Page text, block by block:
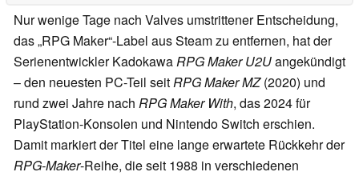
Nur wenige Tage nach Valves umstrittener Entscheidung,
das „RPG Maker“-Label aus Steam zu entfernen, hat der
Serienentwickler KadokawaRPG Maker U2Uangekündigt
– den neuesten PC-Teil seitRPG Maker MZ(2020) und
rund zwei Jahre nach RPG Maker With, das 2024 für
PlayStation-Konsolen und Nintendo Switch erschien.
Damit markiert der Titel eine lange erwartete Rückkehr der
RPG-Maker-Reihe, die seit 1988 in verschiedenen